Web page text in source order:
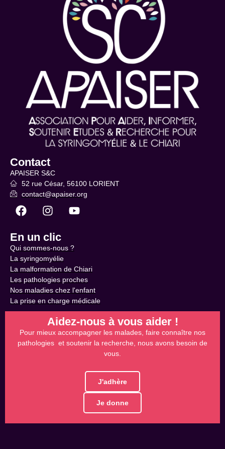
Contact
APAISER S&C
52 rue César, 56100 LORIENT
contact@apaiser.org
En un clic
Qui sommes-nous ?
La syringomyélie
La malformation de Chiari
Les pathologies proches
Nos maladies chez l'enfant
La prise en charge médicale
Aidez-nous à vous aider !
Pour mieux accompagner les malades, faire connaître nos
pathologies et soutenir la recherche, nous avons besoin de
vous.
J'adhère
Je donne